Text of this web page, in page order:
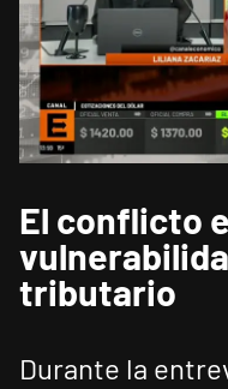
El conflicto
tributario
Durante la